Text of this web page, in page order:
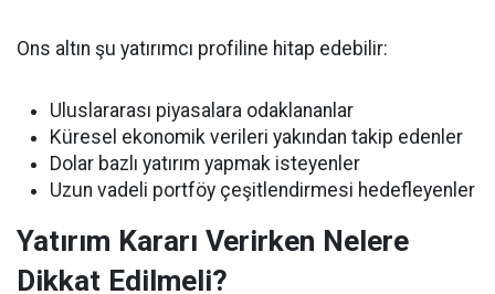
Ons altın şu yatırımcı profiline hitap edebilir:
Uluslararası piyasalara odaklananlar
Küresel ekonomik verileri yakından takip edenler
Dolar bazlı yatırım yapmak isteyenler
Uzun vadeli portföy çeşitlendirmesi hedefleyenler
Yatırım Kararı Verirken Nelere
Dikkat Edilmeli?